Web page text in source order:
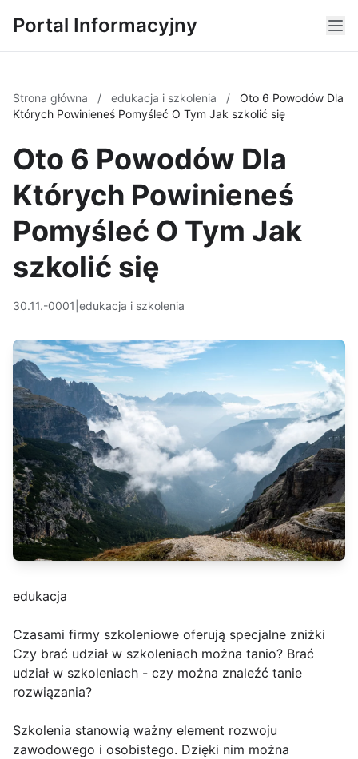
Portal Informacyjny
Strona główna / edukacja i szkolenia /
Oto 6 Powodów Dla
Których Powinieneś Pomyśleć O Tym Jak szkolić się
Oto 6 Powodów Dla
Których Powinieneś
Pomyśleć O Tym Jak
szkolić się
30.11.-0001 edukacja i szkolenia
edukacja
Czasami firmy szkoleniowe oferują specjalne zniżki
Czy brać udział w szkoleniach można tanio? Brać
udział w szkoleniach - czy można znaleźć tanie
rozwiązania?
Szkolenia stanowią ważny element rozwoju
zawodowego i osobistego. Dzięki nim można